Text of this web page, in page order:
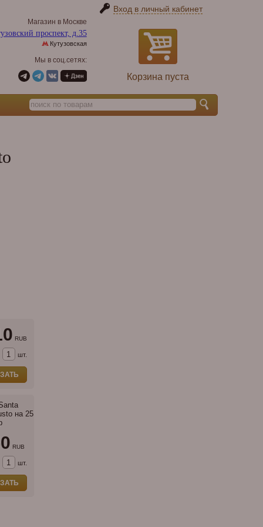
Вход в личный кабинет
Корзина пуста
Магазин в Москве
проспект, д.35
Кутузовская
Мы в соц.сетях:
RUB
шт.
на 25
RUB
шт.